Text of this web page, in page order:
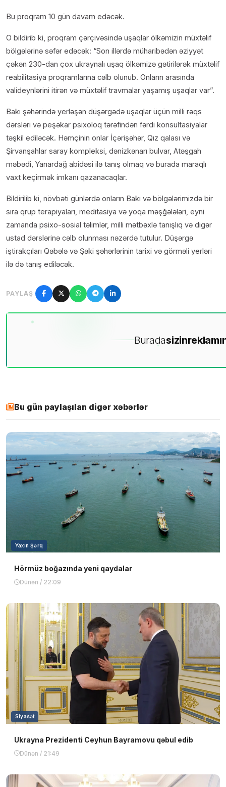
Bu proqram 10 gün davam edəcək.
O bildirib ki, proqram çərçivəsində uşaqlar ölkəmizin müxtəlif
bölgələrinə səfər edəcək: “Son illərdə müharibədən əziyyət
çəkən 230-dan çox ukraynalı uşaq ölkəmizə gətirilərək müxtəlif
reabilitasiya proqramlarına cəlb olunub. Onların arasında
valideynlərini itirən və müxtəlif travmalar yaşamış uşaqlar var”.
Bakı şəhərində yerləşən düşərgədə uşaqlar üçün milli rəqs
dərsləri və peşəkar psixoloq tərəfindən fərdi konsultasiyalar
təşkil ediləcək. Həmçinin onlar İçərişəhər, Qız qalası və
Şirvanşahlar saray kompleksi, dənizkənarı bulvar, Atəşgah
məbədi, Yanardağ abidəsi ilə tanış olmaq və burada maraqlı
vaxt keçirmək imkanı qazanacaqlar.
Bildirilib ki, növbəti günlərdə onların Bakı və bölgələrimizdə bir
sıra qrup terapiyaları, meditasiya və yoqa məşğələləri, eyni
zamanda psixo-sosial təlimlər, milli mətbəxlə tanışlıq və digər
ustad dərslərinə cəlb olunması nəzərdə tutulur. Düşərgə
iştirakçıları Qəbələ və Şəki şəhərlərinin tarixi və görməli yerləri
ilə də tanış ediləcək.
PAYLAŞ
Buradasizin
Bu gün paylaşılan digər xəbərlər
Yaxın Şərq
Hörmüz boğazında yeni qaydalar
Dünən / 22:09
Siyasət
Ukrayna Prezidenti Ceyhun Bayramovu qəbul edib
Dünən / 21:49